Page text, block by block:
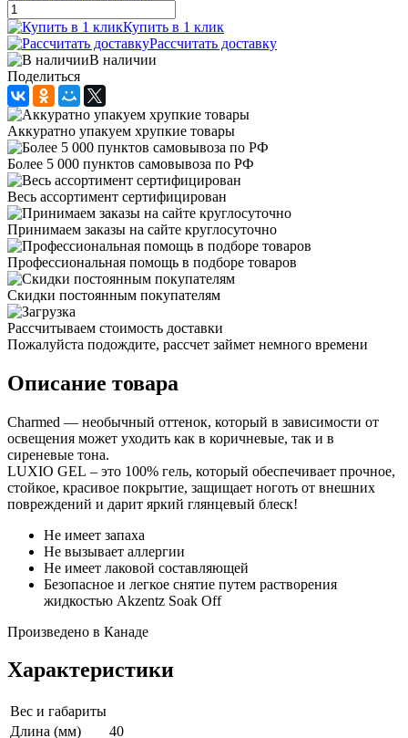
Купить в 1 клик
Рассчитать доставку
В наличии
Поделиться
Аккуратно упакуем хрупкие товары
Более 5 000 пунктов самовывоза по РФ
Весь ассортимент сертифицирован
Принимаем заказы на сайте круглосуточно
Профессиональная помощь в подборе товаров
Скидки постоянным покупателям
Рассчитываем стоимость доставки
Пожалуйста подождите, рассчет займет немного времени
Описание товара
Charmed — необычный оттенок, который в зависимости от
освещения может уходить как в коричневые, так и в
сиреневые тона.
LUXIO GEL – это 100% гель, который обеспечивает прочное,
стойкое, красивое покрытие, защищает ноготь от внешних
повреждений и дарит яркий глянцевый блеск!
Не имеет запаха
Не вызывает аллергии
Не имеет лаковой составляющей
Безопасное и легкое снятие путем растворения
жидкостью Akzentz Soak Off
Произведено в Канаде
Характеристики
Вес и габариты
Длина (мм)
40